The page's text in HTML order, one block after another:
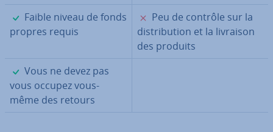
✓
Faible niveau de fonds
propres requis
✗
Peu de contrôle sur la
dis­tri­bu­tion et la livraison
des produits
✓
Vous ne devez pas
vous occupez vous-
même des retours